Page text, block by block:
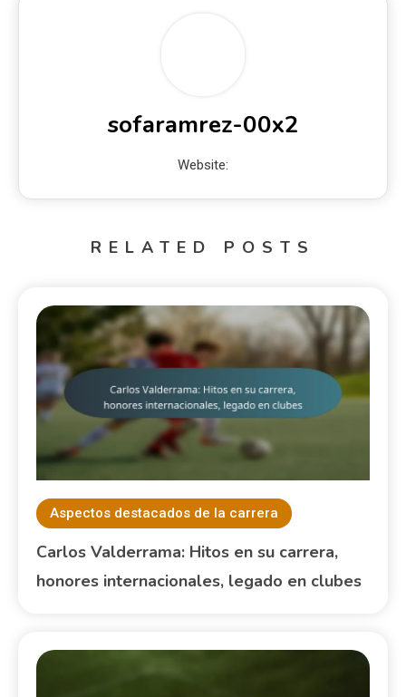
sofaramrez-00x2
Website:
RELATED POSTS
Aspectos destacados de la carrera
Carlos Valderrama: Hitos en su carrera,
honores internacionales, legado en clubes